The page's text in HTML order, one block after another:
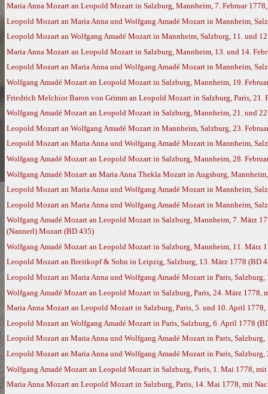
Maria Anna Mozart an Leopold Mozart in Salzburg, Mannheim, 7. Februar
Leopold Mozart an Maria Anna und Wolfgang Amadé Mozart in Mannheim,
Leopold Mozart an Wolfgang Amadé Mozart in Mannheim, Salzburg, 11. und
Maria Anna Mozart an Leopold Mozart in Salzburg, Mannheim, 13. und 14.
Leopold Mozart an Maria Anna und Wolfgang Amadé Mozart in Mannheim,
Wolfgang Amadé Mozart an Leopold Mozart in Salzburg, Mannheim, 19.
Friedrich Melchior Baron von Grimm an Leopold Mozart in Salzburg, Paris, 21.
Wolfgang Amadé Mozart an Leopold Mozart in Salzburg, Mannheim, 21. und
Leopold Mozart an Wolfgang Amadé Mozart in Mannheim, Salzburg, 23.
Leopold Mozart an Maria Anna und Wolfgang Amadé Mozart in Mannheim,
Wolfgang Amadé Mozart an Leopold Mozart in Salzburg, Mannheim, 28.
Wolfgang Amadé Mozart an Maria Anna Thekla Mozart in Augsburg,
Leopold Mozart an Maria Anna und Wolfgang Amadé Mozart in Mannheim,
Leopold Mozart an Maria Anna und Wolfgang Amadé Mozart in Mannheim,
Wolfgang Amadé Mozart an Leopold Mozart in Salzburg, Mannheim, 7. März
(Nannerl) Mozart (BD 435)
Wolfgang Amadé Mozart an Leopold Mozart in Salzburg, Mannheim, 11. März
Leopold Mozart an Breitkopf & Sohn in Leipzig, Salzburg, 13. März 1778 (BD
Leopold Mozart an Maria Anna und Wolfgang Amadé Mozart in Paris,
Wolfgang Amadé Mozart an Leopold Mozart in Salzburg, Paris, 24. März
Maria Anna Mozart an Leopold Mozart in Salzburg, Paris, 5. und 10. April
Leopold Mozart an Wolfgang Amadé Mozart in Paris, Salzburg, 6. April 1778
Leopold Mozart an Maria Anna und Wolfgang Amadé Mozart in Paris,
Leopold Mozart an Maria Anna und Wolfgang Amadé Mozart in Paris,
Wolfgang Amadé Mozart an Leopold Mozart in Salzburg, Paris, 1. Mai 1778,
Maria Anna Mozart an Leopold Mozart in Salzburg, Paris, 14. Mai 1778, mit